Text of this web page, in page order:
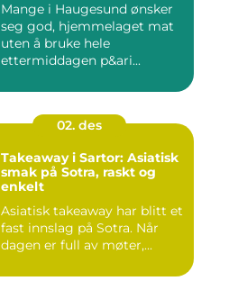
Mange i Haugesund ønsker
seg god, hjemmelaget mat
uten å bruke hele
ettermiddagen p&ari...
02. des
Takeaway i Sartor: Asiatisk
smak på Sotra, raskt og
enkelt
Asiatisk takeaway har blitt et
fast innslag på Sotra. Når
dagen er full av møter,...